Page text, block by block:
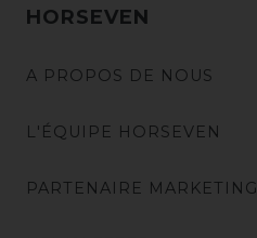
HORSEVEN
A PROPOS DE NOUS
L'ÉQUIPE HORSEVEN
PARTENAIRE MARKETING